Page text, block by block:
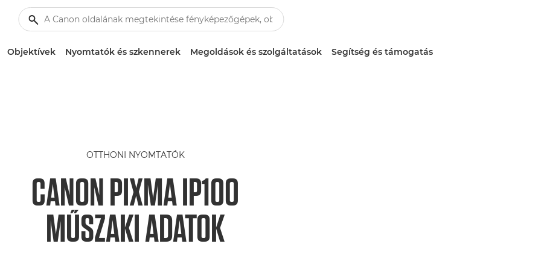
Objektívek Nyomtatók és szkennerek Megoldások és szolgáltatások Segítség és támogatás
OTTHONI NYOMTATÓK
CANON PIXMA IP100
MŰSZAKI ADATOK